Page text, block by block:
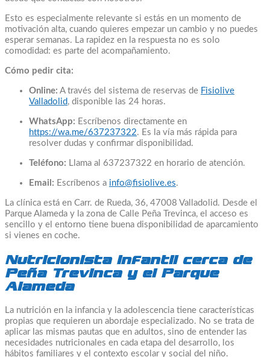
Esto es especialmente relevante si estás en un momento de
motivación alta, cuando quieres empezar un cambio y no puedes
esperar semanas. La rapidez en la respuesta no es solo
comodidad: es parte del acompañamiento.
Cómo pedir cita:
Online: A través del sistema de reservas de Fisiolive
Valladolid, disponible las 24 horas.
WhatsApp: Escríbenos directamente en
https://wa.me/637237322. Es la vía más rápida para
resolver dudas y confirmar disponibilidad.
Teléfono: Llama al 637237322 en horario de atención.
Email: Escríbenos a info@fisiolive.es.
La clínica está en Carr. de Rueda, 36, 47008 Valladolid. Desde el
Parque Alameda y la zona de Calle Peña Trevinca, el acceso es
sencillo y el entorno tiene buena disponibilidad de aparcamiento
si vienes en coche.
Nutricionista infantil cerca de
Peña Trevinca y el Parque
Alameda
La nutrición en la infancia y la adolescencia tiene características
propias que requieren un abordaje especializado. No se trata de
aplicar las mismas pautas que en adultos, sino de entender las
necesidades nutricionales en cada etapa del desarrollo, los
hábitos familiares y el contexto escolar y social del niño.